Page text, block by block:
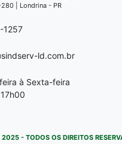
| Londrina - PR
1257
ld.com.br
à Sexta-feira
- TODOS OS DIREITOS